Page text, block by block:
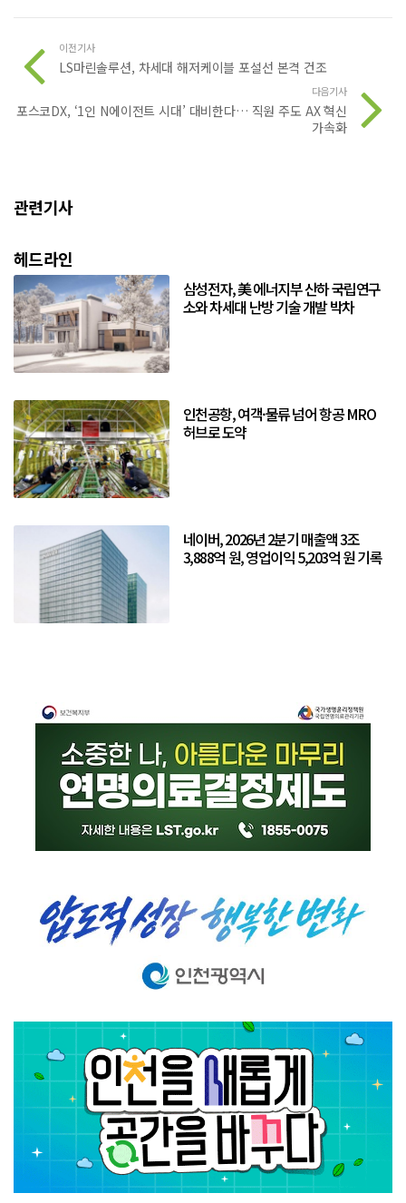
이전기사
LS마린솔루션, 차세대 해저케이블 포설선 본격 건조
다음기사
포스코DX, ‘1인 N에이전트 시대’ 대비한다… 직원 주도 AX 혁신
가속화
관련기사
헤드라인
삼성전자, 美 에너지부 산하 국립연구
소와 차세대 난방 기술 개발 박차
인천공항, 여객·물류 넘어 항공 MRO
허브로 도약
네이버, 2026년 2분기 매출액 3조
3,888억 원, 영업이익 5,203억 원 기록